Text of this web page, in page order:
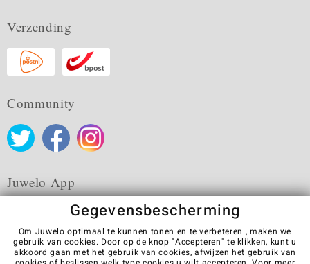
Verzending
Community
Juwelo App
Algemene verkoopvoorwaarden Privacybeleid
Cookies
Gegevensbescherming
Om Juwelo optimaal te kunnen tonen en te verbeteren , maken we
gebruik van cookies. Door op de knop "Accepteren" te klikken, kunt u
akkoord gaan met het gebruik van cookies,afwijzen het gebruik van